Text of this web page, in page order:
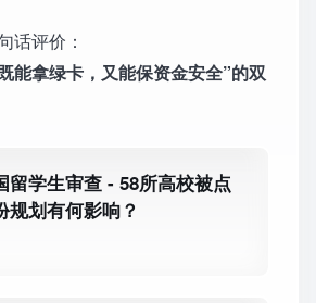
话评价：
能拿绿卡，又能保资金安全”的双
留学生审查 - 58所高校被点
规划有何影响？